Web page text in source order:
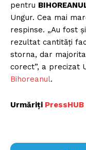
pentru
Ungur. Cea mai
respinse. „Au fost
rezultat cantităţi
storna, dar
corect”, a precizat
Bihoreanul.
Urmăriți P